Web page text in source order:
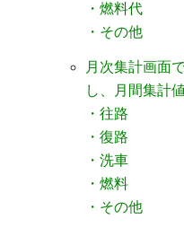
・燃料代
・その他
月次集計画面
し、月間集計
・往路
・復路
・洗車
・燃料
・その他